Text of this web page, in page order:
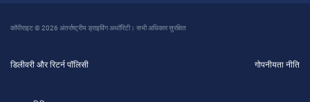
कॉपीराइट © 2026 अंतर्राष्ट्रीय ड्राइविंग अथॉरिटी। सभी अधिकार सुरक्षित
डिलीवरी और रिटर्न पॉलिसी गोपनीयता नीति